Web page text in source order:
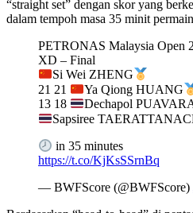
“straight set” dengan skor yang
dalam tempoh masa 35 minit
PETRONAS Malaysia Open
XD – Final
Si Wei ZHENG
21 21
Ya Qiong HUANG
13 18
Dechapol
Sapsiree
in 35 minutes
https://t.co/KjKsSSrnBq
— BWFScore (@BWFScore)